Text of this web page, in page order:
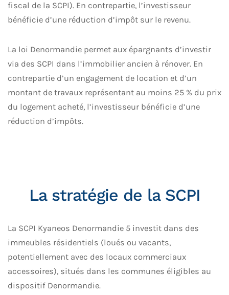
fiscal de la SCPI). En contrepartie, l’investisseur
bénéficie d’une réduction d’impôt sur le revenu.
La loi Denormandie permet aux épargnants d’investir
via des SCPI dans l’immobilier ancien à rénover. En
contrepartie d’un engagement de location et d’un
montant de travaux représentant au moins 25 % du prix
du logement acheté, l’investisseur bénéficie d’une
réduction d’impôts.
La stratégie de la SCPI
La SCPI Kyaneos Denormandie 5 investit dans des
immeubles résidentiels (loués ou vacants,
potentiellement avec des locaux commerciaux
accessoires), situés dans les communes éligibles au
dispositif Denormandie.